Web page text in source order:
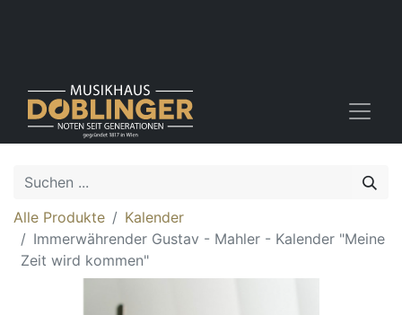
Alle Produkte
Kalender
Immerwährender Gustav - Mahler - Kalender "Meine
Zeit wird kommen"